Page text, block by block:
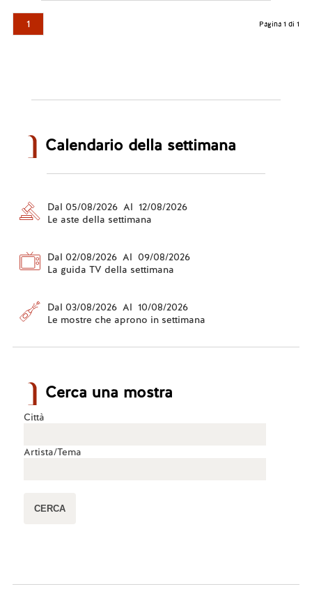
1 Pagina 1 di 1
Calendario della settimana
Dal 05/08/2026 Al 12/08/2026
Le aste della settimana
Dal 02/08/2026 Al 09/08/2026
La guida TV della settimana
Dal 03/08/2026 Al 10/08/2026
Le mostre che aprono in settimana
Cerca una mostra
Città
Artista/Tema